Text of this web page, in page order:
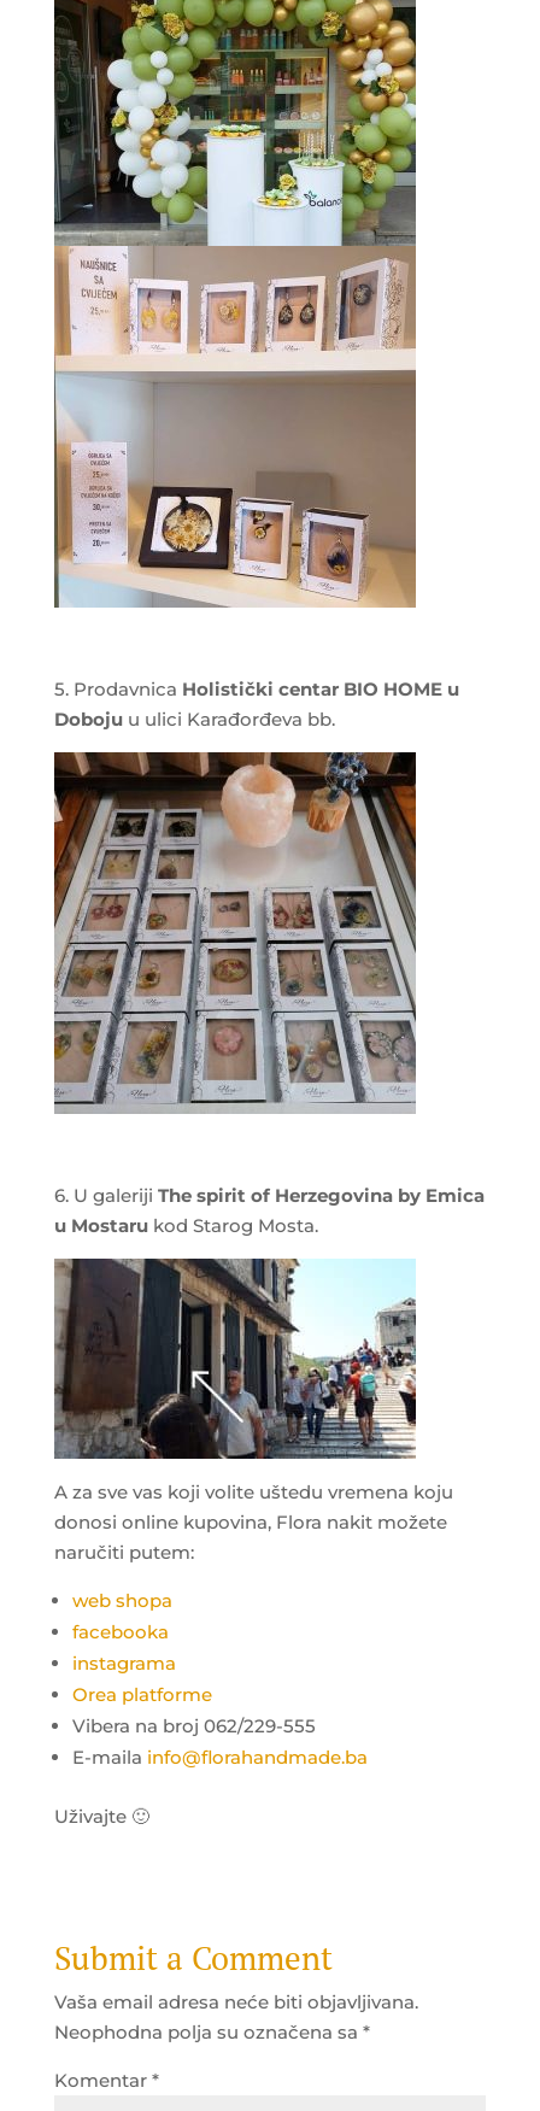
5. Prodavnica Holistički centar BIO HOME u
Doboju u ulici Karađorđeva bb.
6. U galeriji The spirit of Herzegovina by Emica
u Mostaru kod Starog Mosta.
A za sve vas koji volite uštedu vremena koju
donosi online kupovina, Flora nakit možete
naručiti putem:
web shopa
facebooka
instagrama
Orea platforme
Vibera na broj 062/229-555
E-maila info@florahandmade.ba
Uživajte 🙂
Submit a Comment
Vaša email adresa neće biti objavljivana.
Neophodna polja su označena sa *
Komentar *